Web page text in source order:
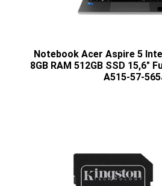
Notebook Acer Aspire 5
8GB RAM 512GB SSD 15,6"
A515-57-